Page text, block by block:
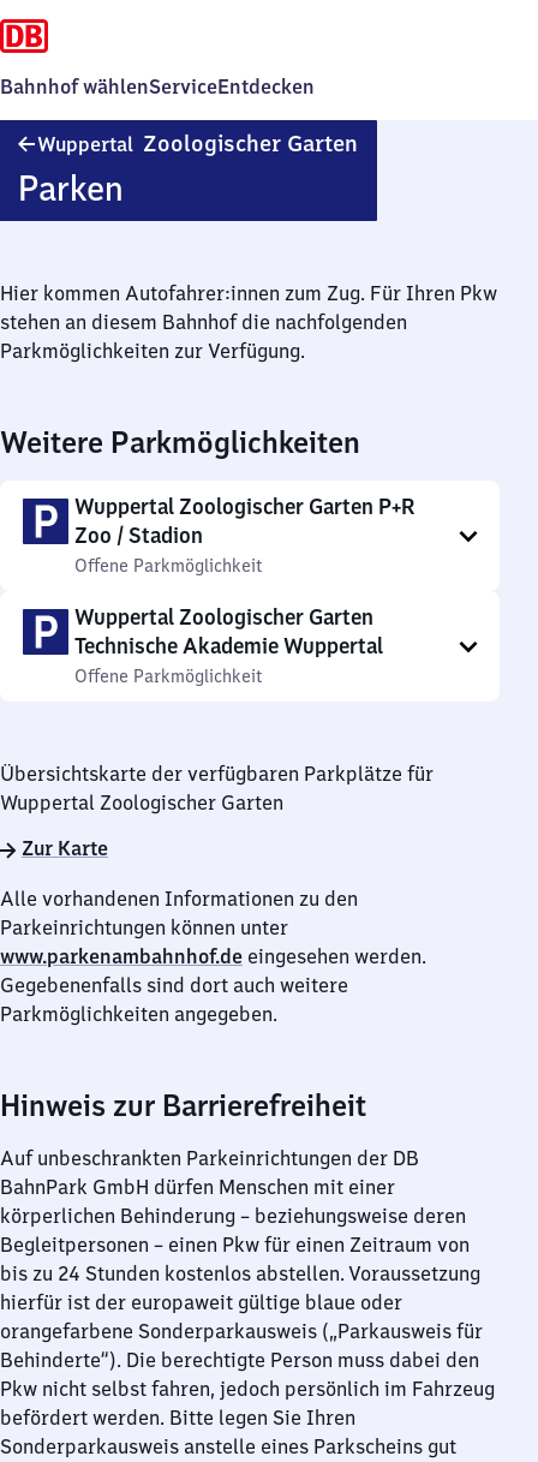
Bahnhof wählenServiceEntdecken
Wuppertal Zoologischer Garten
Parken
Hier kommen Autofahrer:innen zum Zug. Für Ihren Pkw
stehen an diesem Bahnhof die nachfolgenden
Parkmöglichkeiten zur Verfügung.
Weitere Parkmöglichkeiten
Wuppertal Zoologischer Garten P+R
Zoo / Stadion
Offene Parkmöglichkeit
Wuppertal Zoologischer Garten
Technische Akademie Wuppertal
Offene Parkmöglichkeit
Übersichtskarte der verfügbaren Parkplätze für
Wuppertal Zoologischer Garten
Zur Karte
Alle vorhandenen Informationen zu den
Parkeinrichtungen können unter
www.parkenambahnhof.de eingesehen werden.
Gegebenenfalls sind dort auch weitere
Parkmöglichkeiten angegeben.
Hinweis zur Barrierefreiheit
Auf unbeschrankten Parkeinrichtungen der DB
BahnPark GmbH dürfen Menschen mit einer
körperlichen Behinderung – beziehungsweise deren
Begleitpersonen – einen Pkw für einen Zeitraum von
bis zu 24 Stunden kostenlos abstellen. Voraussetzung
hierfür ist der europaweit gültige blaue oder
orangefarbene Sonderparkausweis („Parkausweis für
Behinderte“). Die berechtigte Person muss dabei den
Pkw nicht selbst fahren, jedoch persönlich im Fahrzeug
befördert werden. Bitte legen Sie Ihren
Sonderparkausweis anstelle eines Parkscheins gut